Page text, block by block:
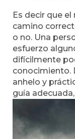
Es decir que
camino
o no. Una
esfuerzo
difícilmente
conocimiento.
anhelo y
guía